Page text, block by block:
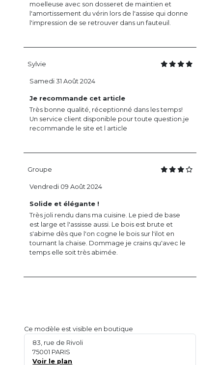
moelleuse avec son dosseret de maintien et
l'amortissement du vérin lors de l'assise qui donne
l'impression de se retrouver dans un fauteuil.
Sylvie
Je recommande cet article
Très bonne qualité, réceptionné dans les temps!
Un service client disponible pour toute question.je
recommande le site et l article
Samedi 31 Août 2024
Groupe
Solide et élégante !
Très joli rendu dans ma cuisine. Le pied de base
est large et l'assisse aussi. Le bois est brute et
s'abime dès que l'on cogne le bois sur l'ilot en
tournant la chaise. Dommage je crains qu'avec le
temps elle soit très abimée.
Vendredi 09 Août 2024
Ce modèle est visible en boutique
83, rue de Rivoli
75001 PARIS
Voir le plan